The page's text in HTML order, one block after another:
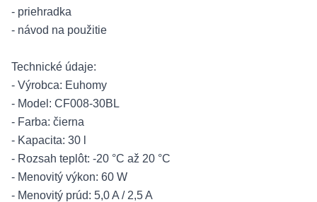
- priehradka
- návod na použitie
Technické údaje:
- Výrobca: Euhomy
- Model: CF008-30BL
- Farba: čierna
- Kapacita: 30 l
- Rozsah teplôt: -20 °C až 20 °C
- Menovitý výkon: 60 W
- Menovitý prúd: 5,0 A / 2,5 A